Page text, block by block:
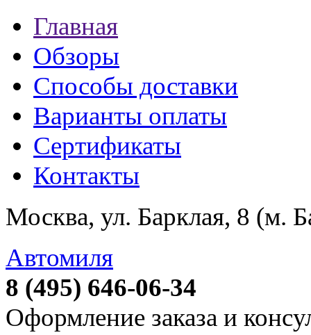
Главная
Обзоры
Способы доставки
Варианты оплаты
Сертификаты
Контакты
Москва, ул. Барклая, 8 (м.
Автомиля
8 (495) 646-06-34
Оформление заказа и